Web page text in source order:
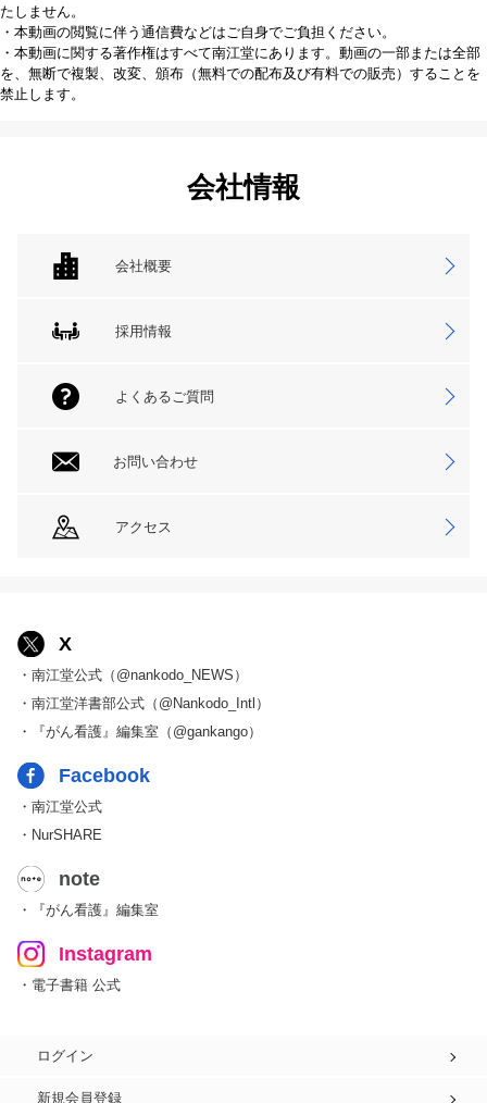
たしません。
・本動画の閲覧に伴う通信費などはご自身でご負担ください。
・本動画に関する著作権はすべて南江堂にあります。動画の一部または全部
を、無断で複製、改変、頒布（無料での配布及び有料での販売）することを
禁止します。
会社情報
会社概要
採用情報
よくあるご質問
お問い合わせ
アクセス
X
・南江堂公式（@nankodo_NEWS）
・南江堂洋書部公式（@Nankodo_Intl）
・『がん看護』編集室（@gankango）
Facebook
・南江堂公式
・NurSHARE
note
・『がん看護』編集室
Instagram
・電子書籍 公式
ログイン
新規会員登録